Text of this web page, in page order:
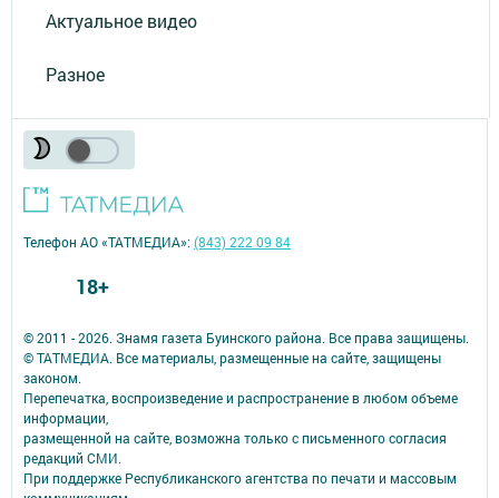
Актуальное видео
Разное
© 2011 - 2026. Знамя газета Буинского района. Все права защищены.
© ТАТМЕДИА. Все материалы, размещенные на сайте, защищены
законом.
Перепечатка, воспроизведение и распространение в любом объеме
информации,
размещенной на сайте, возможна только с письменного согласия
редакций СМИ.
При поддержке Республиканского агентства по печати и массовым
Телефон АО «ТАТМЕДИА»:(843) 222 09 84
18+